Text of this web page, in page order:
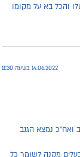
והכל בא על מקומו
14.06.2022 בשעה 11:30
נמצא הגנב
מקנה לשומר כל